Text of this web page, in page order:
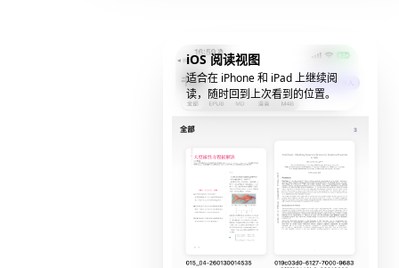
iOS 阅读视图
适合在 iPhone 和 iPad 上继续阅
读，随时回到上次看到的位置。